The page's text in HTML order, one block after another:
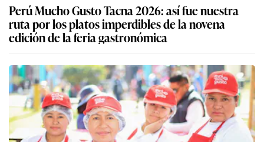
Perú Mucho Gusto Tacna 2026: así fue nuestra
ruta por los platos imperdibles de la novena
edición de la feria gastronómica